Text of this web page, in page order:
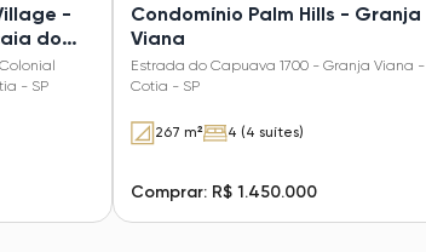
-
do
- SP
Condomínio Palm Hills - Granja
Viana
Estrada do Capuava 1700 - Granja Viana -
Cotia - SP
267 m² 4 (4 suítes)
Comprar: R$ 1.450.000